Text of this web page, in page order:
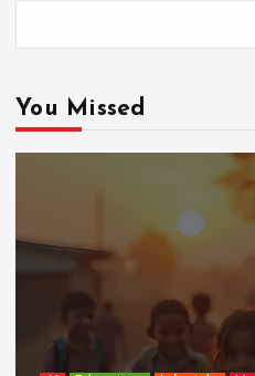
You Missed